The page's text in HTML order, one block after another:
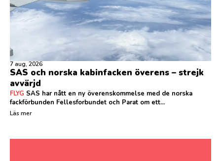
7 aug, 2026
SAS och norska kabinfacken överens – strejk
avvärjd
FLYG SAS har nått en ny överenskommelse med de norska
fackförbunden Fellesforbundet och Parat om ett...
Läs mer